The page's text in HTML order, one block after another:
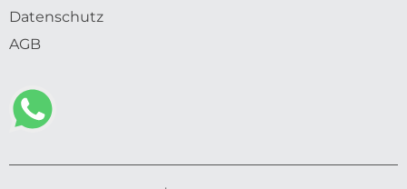
Datenschutz
AGB